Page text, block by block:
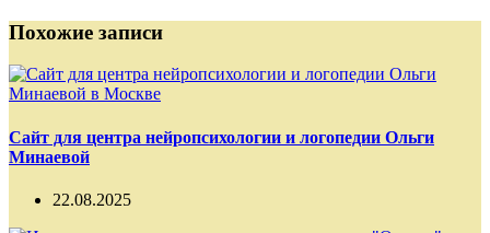
Похожие записи
Сайт для центра нейропсихологии и логопедии Ольги
Минаевой
22.08.2025